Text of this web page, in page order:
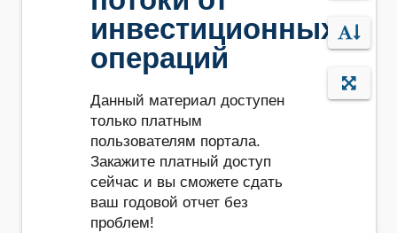
инвестиционных
операций
Данный материал доступен
только платным
пользователям портала.
Закажите платный доступ
сейчас и вы сможете сдать
ваш годовой отчет без
проблем!